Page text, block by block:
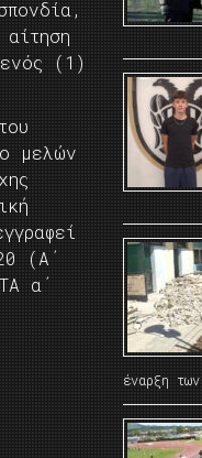
ενός (1)
μελών
(Α΄
α΄
έναρξη